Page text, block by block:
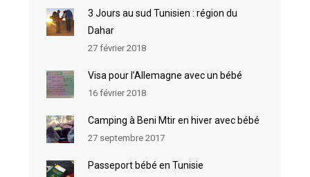
3 Jours au sud Tunisien : région du
Dahar
27 février 2018
Visa pour l’Allemagne avec un bébé
16 février 2018
Camping à Beni Mtir en hiver avec bébé
27 septembre 2017
Passeport bébé en Tunisie